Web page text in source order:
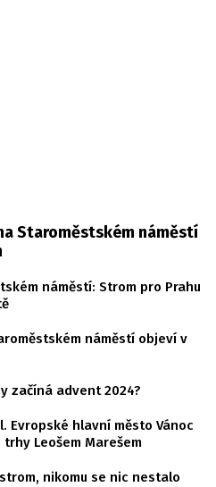
na Staroměstském náměstí
náměstí: Strom pro Prahu
náměstí objeví v
začíná advent 2024?
Evropské hlavní město Vánoc
Leošem Marešem
nikomu se nic nestalo